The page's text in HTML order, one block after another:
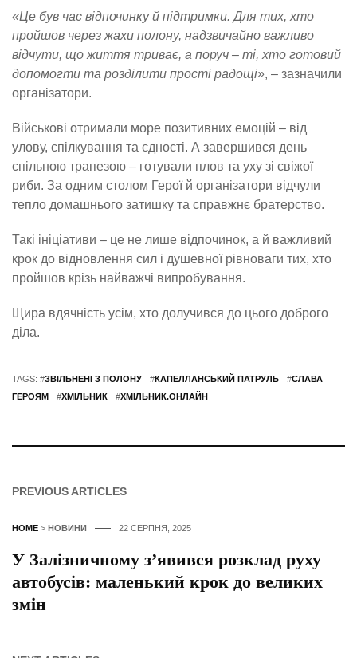
«Це був час відпочинку й підтримки. Для тих, хто
пройшов через жахи полону, надзвичайно важливо
відчути, що життя триває, а поруч – ті, хто готовий
допомогти та розділити прості радощі», – зазначили
організатори.
Військові отримали море позитивних емоцій – від
улову, спілкування та єдності. А завершився день
спільною трапезою – готували плов та уху зі свіжої
риби. За одним столом Герої й організатори відчули
тепло домашнього затишку та справжнє братерство.
Такі ініціативи – це не лише відпочинок, а й важливий
крок до відновлення сил і душевної рівноваги тих, хто
пройшов крізь найважчі випробування.
Щира вдячність усім, хто долучився до цього доброго
діла.
TAGS: #ЗВІЛЬНЕНІ З ПОЛОНУ #КАПЕЛЛАНСЬКИЙ ПАТРУЛЬ #СЛАВА
ГЕРОЯМ
#ХМІЛЬНИК #ХМІЛЬНИК.ОНЛАЙН
PREVIOUS ARTICLES
HOME > НОВИНИ 22 СЕРПНЯ, 2025
У Залізничному з’явився розклад руху
автобусів: маленький крок до великих
змін